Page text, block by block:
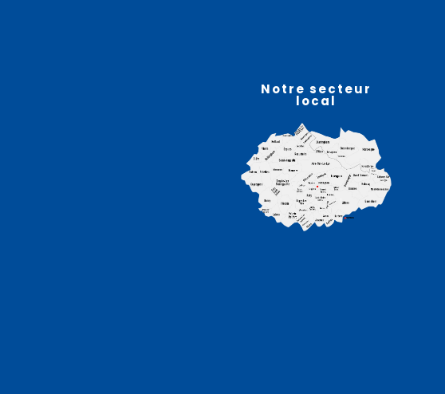
Notre secteur
local